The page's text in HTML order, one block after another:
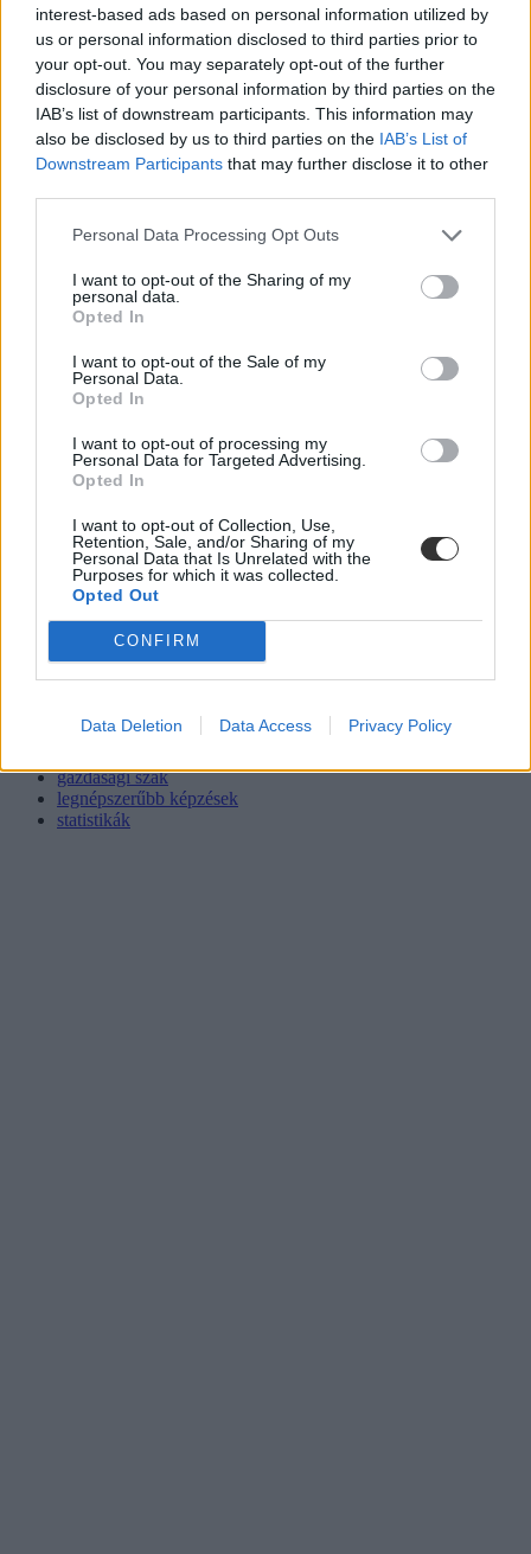
interest-based ads based on personal information utilized by
us or personal information disclosed to third parties prior to
your opt-out. You may separately opt-out of the further
disclosure of your personal information by third parties on the
IAB’s list of downstream participants. This information may
also be disclosed by us to third parties on the IAB’s List of
Downstream Participants that may further disclose it to other
Personal Data Processing Opt Outs
I want to opt-out of the Sharing of my
personal data.
Opted In
I want to opt-out of the Sale of my
Personal Data.
Opted In
I want to opt-out of processing my
Personal Data for Targeted Advertising.
Opted In
I want to opt-out of Collection, Use,
Retention, Sale, and/or Sharing of my
Personal Data that Is Unrelated with the
Purposes for which it was collected.
Opted Out
CONFIRM
Data Deletion Data Access Privacy Policy
Tetszett a cikk? Kövess minket a Facebookon is, és nem fogsz
lemaradni a fontos hírekről!
legnépszerűbb szakok
gazdasági szak
legnépszerűbb képzések
statistikák